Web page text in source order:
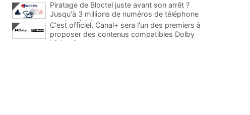
Piratage de Bloctel juste avant son arrêt ?
Jusqu'à 3 millions de numéros de téléphone
auraient fuité
C'est officiel, Canal+ sera l'un des premiers à
proposer des contenus compatibles Dolby
Vision 2